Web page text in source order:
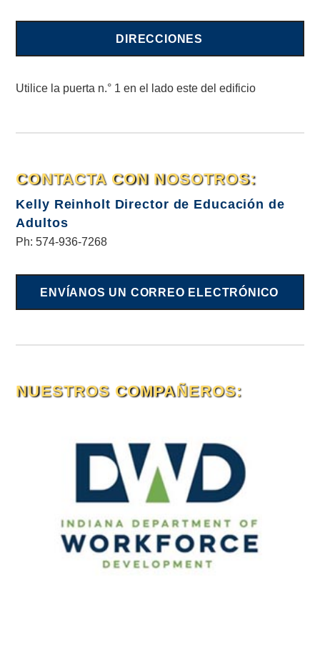
DIRECCIONES
Utilice la puerta n.° 1 en el lado este del edificio
CONTACTA CON NOSOTROS:
Kelly Reinholt Director de Educación de
Adultos
Ph: 574-936-7268
ENVÍANOS UN CORREO ELECTRÓNICO
NUESTROS COMPAÑEROS: